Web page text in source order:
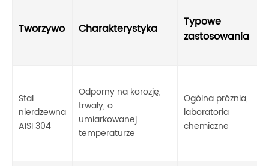
Tworzywo Charakterystyka
Typowe
zastosowania
Stal
nierdzewna
AISI 304
Odporny na korozję,
trwały, o
umiarkowanej
temperaturze
Ogólna próżnia,
laboratoria
chemiczne